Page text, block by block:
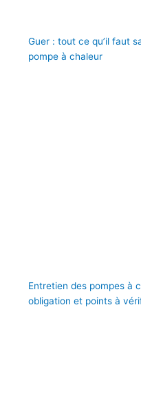
Guer : tout ce qu’il faut
pompe à chaleur
Entretien des pompes à
obligation et points à